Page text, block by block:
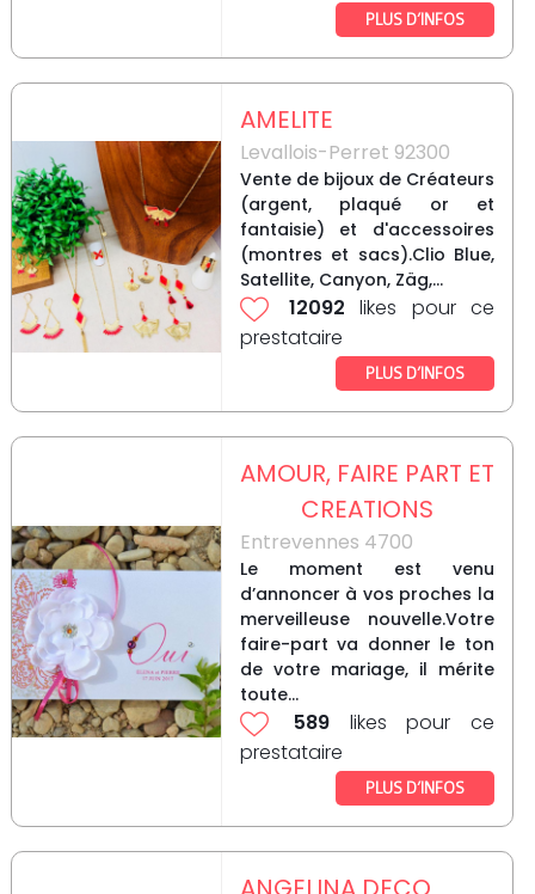
PLUS D’INFOS
AMELITE
Levallois-Perret 92300
Vente de bijoux de Créateurs
(argent, plaqué or et
fantaisie) et d'accessoires
(montres et sacs).Clio Blue,
Satellite, Canyon, Zäg,...
12092 likes pour ce
prestataire
PLUS D’INFOS
AMOUR, FAIRE PART ET
CREATIONS
Entrevennes 4700
Le moment est venu
d’annoncer à vos proches la
merveilleuse nouvelle.Votre
faire-part va donner le ton
de votre mariage, il mérite
toute...
589 likes pour ce
prestataire
PLUS D’INFOS